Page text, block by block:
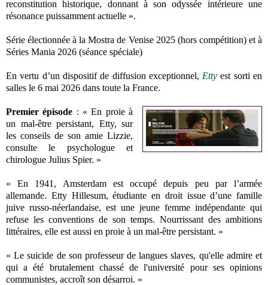
reconstitution historique, donnant à son odyssée intérieure une
résonance puissamment actuelle ».
Série électionnée à la Mostra de Venise 2025 (hors compétition) et à
Séries Mania 2026 (séance spéciale)
En vertu d’un dispositif de diffusion exceptionnel, Etty est sorti en
salles le 6 mai 2026 dans toute la France.
Premier épisode : « En proie à
un mal-être persistant, Etty, sur
les conseils de son amie Lizzie,
consulte le psychologue et
chirologue Julius Spier. »
« En 1941, Amsterdam est occupé depuis peu par l’armée
allemande. Etty Hillesum, étudiante en droit issue d’une famille
juive russo-néerlandaise, est une jeune femme indépendante qui
refuse les conventions de son temps. Nourrissant des ambitions
littéraires, elle est aussi en proie à un mal-être persistant. »
« Le suicide de son professeur de langues slaves, qu'elle admire et
qui a été brutalement chassé de l'université pour ses opinions
communistes, accroît son désarroi. »